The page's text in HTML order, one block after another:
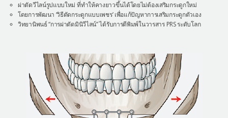
ผ่าตัดวีไลน์รูปแบบใหม่ ที่ทำให้คางยาวขึ้นได้โดยไม่ต้องเสริมกระดูกใหม่
โดยการพัฒนา ‘วิธีตัดกระดูกแบบเพชร’ เพื่อแก้ปัญหาการเสริมกระดูกตัวเอง
วิทยานิพนธ์ “การผ่าตัดมินิวีไลน์” ได้รับการตีพิมพ์ในวารสาร PRS ระดับโลก